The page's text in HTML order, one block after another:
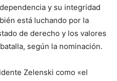
y su integridad
está luchando por la
de derecho y los valores
según la nominación.
Zelenski como «el